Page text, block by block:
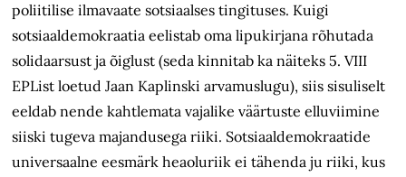
poliitilise ilmavaate sotsiaalses tingituses. Kuigi
sotsiaaldemokraatia eelistab oma lipukirjana rõhutada
solidaarsust ja õiglust (seda kinnitab ka näiteks 5. VIII
EPList loetud Jaan Kaplinski arvamuslugu), siis sisuliselt
eeldab nende kahtlemata vajalike väärtuste elluviimine
siiski tugeva majandusega riiki. Sotsiaaldemokraatide
universaalne eesmärk heaoluriik ei tähenda ju riiki, kus